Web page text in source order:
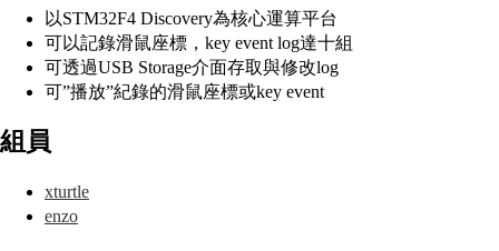
以STM32F4 Discovery為核心運算平台
可以記錄滑鼠座標，key event log達十組
可透過USB Storage介面存取與修改log
可”播放”紀錄的滑鼠座標或key event
組員
xturtle
enzo